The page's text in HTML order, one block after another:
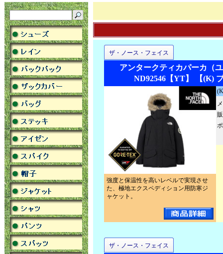
ザ・ノース・フェイス
アンタークティカパーカ（
ND92546【YT】 【(K)
強度と保温性を高いレベルで実現させ
た、極地エクスペディション用防寒ジ
ャケット。
ザ・ノース・フェイス